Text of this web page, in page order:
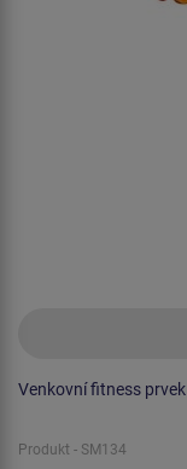
Venkovní fitness
Produkt - SM134